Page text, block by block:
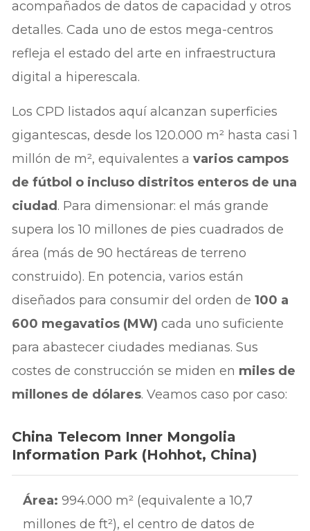
acompañados de datos de capacidad y otros
detalles. Cada uno de estos mega-centros
refleja el estado del arte en infraestructura
digital a hiperescala.
Los CPD listados aquí alcanzan superficies
gigantescas, desde los 120.000 m² hasta casi 1
millón de m², equivalentes avarios campos
de fútbol o incluso distritos enteros de una
ciudad . Para dimensionar: el más grande
supera los 10 millones de pies cuadrados de
área (más de 90 hectáreas de terreno
construido). En potencia, varios están
diseñados para consumir del orden de100 a
600 megavatios (MW) cada uno suficiente
para abastecer ciudades medianas. Sus
costes de construcción se miden en miles de
millones de dólares. Veamos caso por caso:
China Telecom Inner Mongolia
Information Park (Hohhot, China)
Área: 994.000 m² (equivalente a 10,7
millones de ft²), el centro de datos de